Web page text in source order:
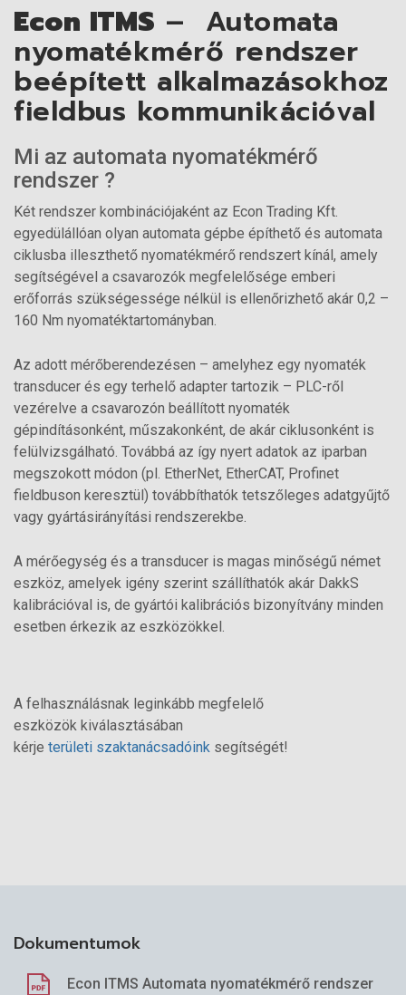
Econ ITMS – Automata
nyomatékmérő rendszer
beépített alkalmazásokhoz
fieldbus kommunikációval
Mi az automata nyomatékmérő
rendszer ?
Két rendszer kombinációjaként az Econ Trading Kft.
egyedülállóan olyan automata gépbe építhető és automata
ciklusba illeszthető nyomatékmérő rendszert kínál, amely
segítségével a csavarozók megfelelősége emberi
erőforrás szükségessége nélkül is ellenőrizhető akár 0,2 –
160 Nm nyomatéktartományban.
Az adott mérőberendezésen – amelyhez egy nyomaték
transducer és egy terhelő adapter tartozik – PLC-ről
vezérelve a csavarozón beállított nyomaték
gépindításonként, műszakonként, de akár ciklusonként is
felülvizsgálható. Továbbá az így nyert adatok az iparban
megszokott módon (pl. EtherNet, EtherCAT, Profinet
fieldbuson keresztül) továbbíthatók tetszőleges adatgyűjtő
vagy gyártásirányítási rendszerekbe.
A mérőegység és a transducer is magas minőségű német
eszköz, amelyek igény szerint szállíthatók akár DakkS
kalibrációval is, de gyártói kalibrációs bizonyítvány minden
esetben érkezik az eszközökkel.
A felhasználásnak leginkább megfelelő
eszközök kiválasztásában
kérje területi szaktanácsadóink segítségét!
Dokumentumok
Econ ITMS Automata nyomatékmérő rendszer